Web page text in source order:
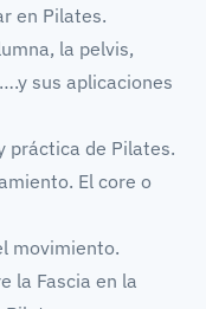
en Pilates.
la pelvis,
sus aplicaciones
práctica de Pilates.
El core o
movimiento.
la Fascia en la